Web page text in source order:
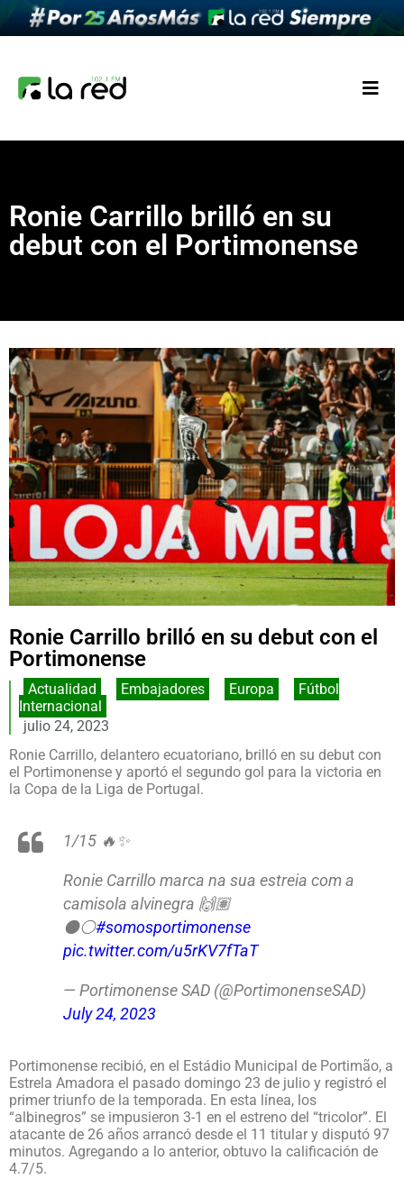
Ronie Carrillo brilló en su
debut con el Portimonense
Ronie Carrillo brilló en su debut con el
Portimonense
Actualidad Embajadores Europa
Fútbol
Internacional
julio 24, 2023
Ronie Carrillo, delantero ecuatoriano, brilló en su debut con
el Portimonense y aportó el segundo gol para la victoria en
la Copa de la Liga de Portugal.
1/15 🔥✨
Ronie Carrillo marca na sua estreia com a
camisola alvinegra 🙌🏽
⚫️⚪️#somosportimonense
pic.twitter.com/u5rKV7fTaT
— Portimonense SAD (@PortimonenseSAD)
July 24, 2023
Portimonense recibió, en el Estádio Municipal de Portimão, a
Estrela Amadora el pasado domingo 23 de julio y registró el
primer triunfo de la temporada. En esta línea, los
“albinegros” se impusieron 3-1 en el estreno del “tricolor”. El
atacante de 26 años arrancó desde el 11 titular y disputó 97
minutos. Agregando a lo anterior, obtuvo la calificación de
4.7/5.